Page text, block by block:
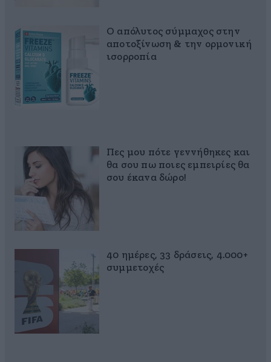
Ο απόλυτος σύμμαχος στην
αποτοξίνωση & την ορμονική
ισορροπία
Πες μου πότε γεννήθηκες και
θα σου πω ποιες εμπειρίες θα
σου έκανα δώρο!
40 ημέρες, 33 δράσεις, 4.000+
συμμετοχές